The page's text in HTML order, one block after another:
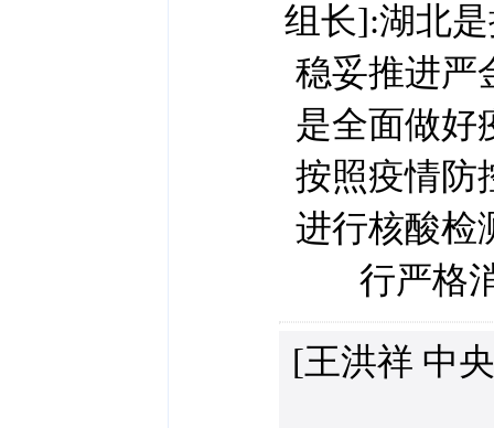
组长]:湖北
稳妥推进严
是全面做好
按照疫情防
进行核酸检
行严格
[王洪祥 中